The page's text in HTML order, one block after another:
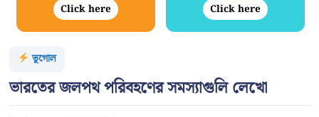
Click here Click here
ভূগোল
ভারতের জলপথ পরিবহণের সমস্যাগুলি লেখো